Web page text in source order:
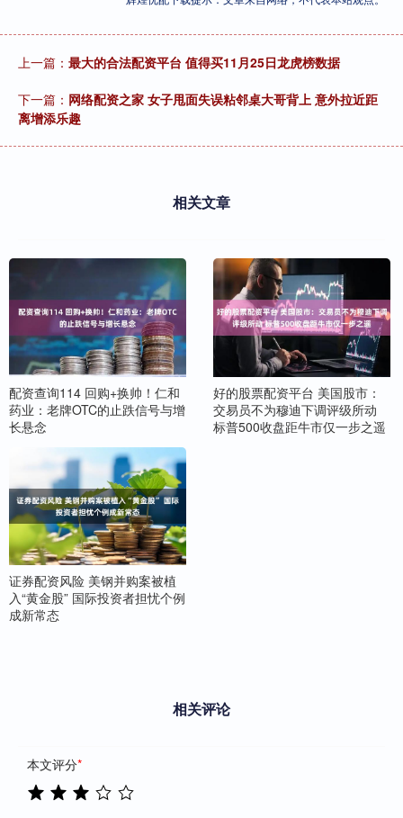
上一篇： 最大的合法配资平台 值得买11月25日龙虎榜数据
下一篇： 网络配资之家 女子甩面失误粘邻桌大哥背上 意外拉近距
离增添乐趣
相关文章
配资查询114 回购+换帅！仁和
药业：老牌OTC的止跌信号与增
长悬念
好的股票配资平台 美国股市：
交易员不为穆迪下调评级所动
标普500收盘距牛市仅一步之遥
证券配资风险 美钢并购案被植
入“黄金股” 国际投资者担忧个例
成新常态
相关评论
本文评分*